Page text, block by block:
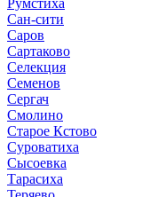
Сан-сити
Саров
Сартаково
Селекция
Семенов
Сергач
Смолино
Старое Кстово
Суроватиха
Сысоевка
Тарасиха